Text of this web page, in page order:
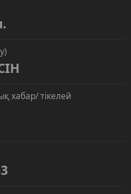
хабар/ тікелей